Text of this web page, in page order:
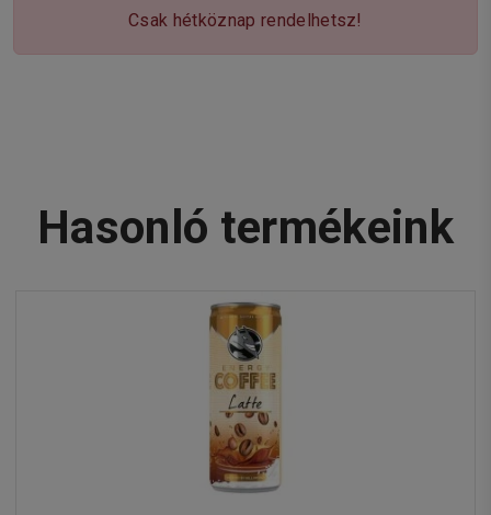
Csak hétköznap rendelhetsz!
Hasonló termékeink